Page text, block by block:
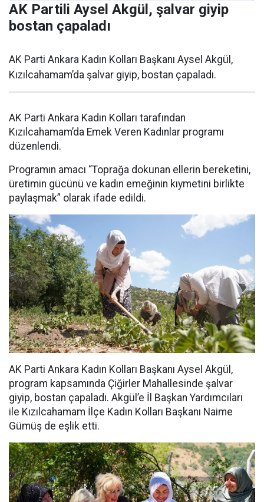
AK Partili Aysel Akgül, şalvar giyip
bostan çapaladı
AK Parti Ankara Kadın Kolları Başkanı Aysel Akgül,
Kızılcahamam’da şalvar giyip, bostan çapaladı.
AK Parti Ankara Kadın Kolları tarafından
Kızılcahamam’da Emek Veren Kadınlar programı
düzenlendi.
Programın amacı “Toprağa dokunan ellerin bereketini,
üretimin gücünü ve kadın emeğinin kıymetini birlikte
paylaşmak” olarak ifade edildi.
AK Parti Ankara Kadın Kolları Başkanı Aysel Akgül,
program kapsamında Çiğirler Mahallesinde şalvar
giyip, bostan çapaladı. Akgül’e İl Başkan Yardımcıları
ile Kızılcahamam İlçe Kadın Kolları Başkanı Naime
Gümüş de eşlik etti.